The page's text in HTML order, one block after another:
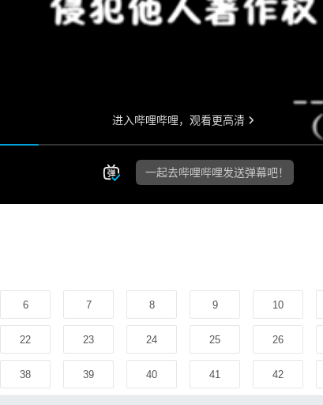
6 7 8 9 10
22 23 24 25 26
38 39 40 41 42